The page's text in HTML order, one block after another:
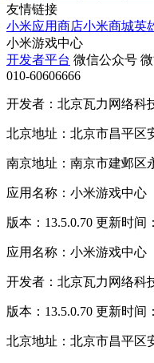
友情链接
小米应用商店小米商城英
小米游戏中心
开发者平台 微信公众号
010-60606666
开发者：北京瓦力网络科
北京地址：北京市昌平区
南京地址：南京市建邺区
应用名称：小米游戏中心
版本：13.5.0.70 更新时间
应用名称：小米游戏中心
开发者：北京瓦力网络科
版本：13.5.0.70 更新时间
北京地址：北京市昌平区